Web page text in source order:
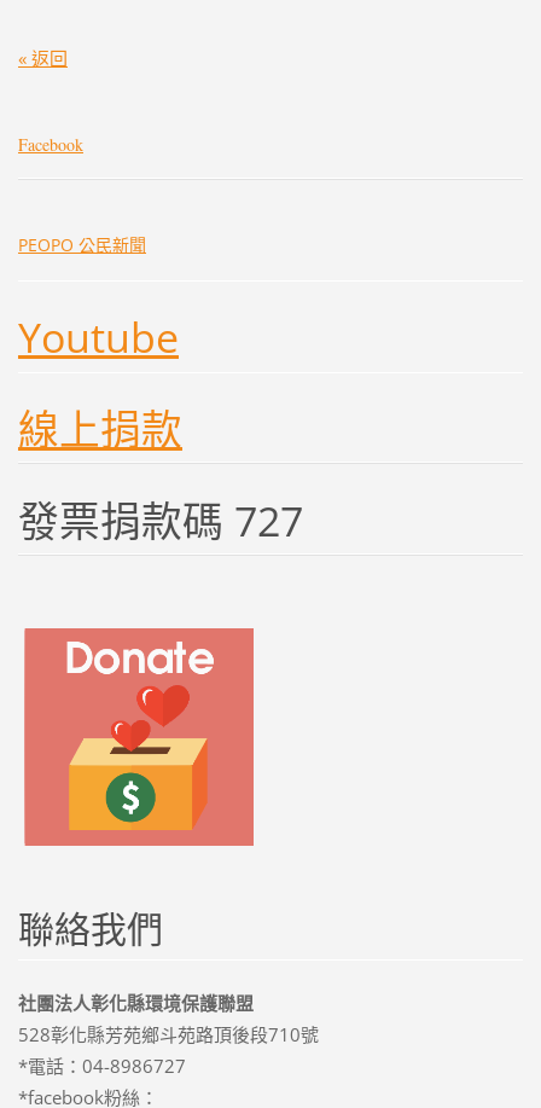
« 返回
Facebook
PEOPO 公民新聞
Youtube
線上捐款
發票捐款碼 727
聯絡我們
社團法人彰化縣環境保護聯盟
528彰化縣芳苑鄉斗苑路頂後段710號
*電話：04-8986727
*facebook粉絲：